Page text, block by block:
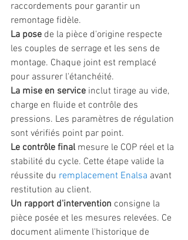
raccordements pour garantir un
remontage fidèle.
La pose de la pièce d'origine respecte
les couples de serrage et les sens de
montage. Chaque joint est remplacé
pour assurer l'étanchéité.
La mise en service inclut tirage au vide,
charge en fluide et contrôle des
pressions. Les paramètres de régulation
sont vérifiés point par point.
Le contrôle final mesure le COP réel et la
stabilité du cycle. Cette étape valide la
réussite du remplacement Enalsa avant
restitution au client.
Un rapport d'intervention consigne la
pièce posée et les mesures relevées. Ce
document alimente l'historique de